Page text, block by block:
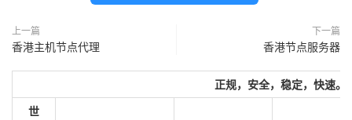
上一篇
香港主机节点代理
下一篇
香港节点服务器
正规，安全，稳定，快速。
世